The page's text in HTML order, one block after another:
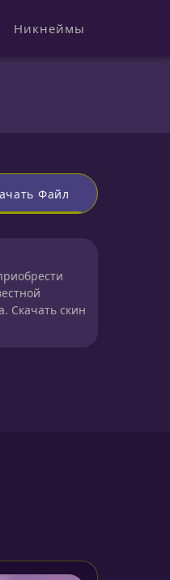
Никнеймы
Файл
Скачать скин